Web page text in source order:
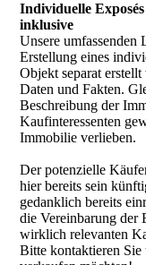
Individuelle Exposés
inklusive
Unsere umfassenden
Erstellung eines
Objekt separat
Daten und Fakten.
Beschreibung der
Kaufinteressenten
Immobilie verlieben.
Der potenzielle
hier bereits sein
gedanklich bereits
die Vereinbarung der
wirklich relevanten
Bitte kontaktieren